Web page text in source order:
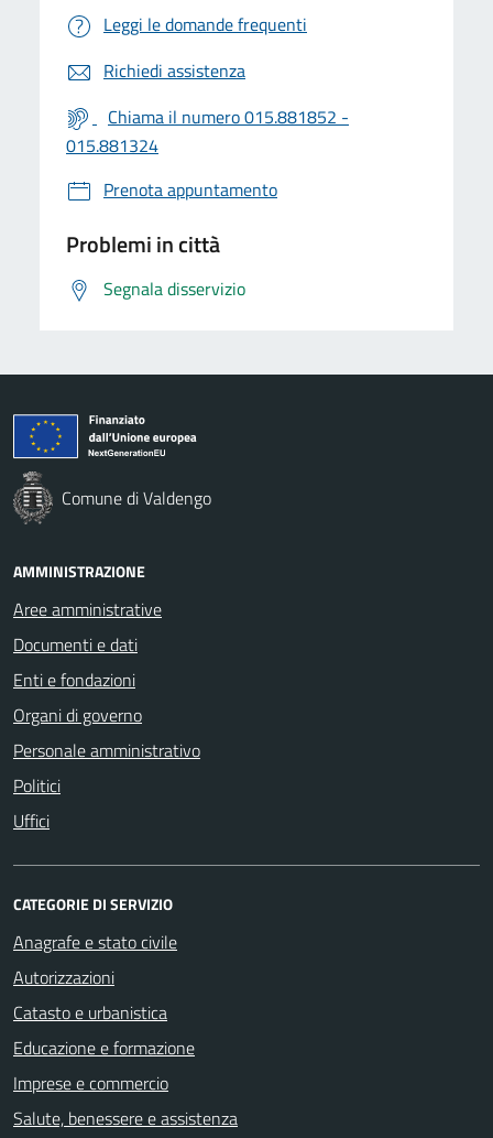
Leggi le domande frequenti
Richiedi assistenza
Chiama il numero 015.881852 -
015.881324
Prenota appuntamento
Problemi in città
Segnala disservizio
Comune di Valdengo
AMMINISTRAZIONE
Aree amministrative
Documenti e dati
Enti e fondazioni
Organi di governo
Personale amministrativo
Politici
Uffici
CATEGORIE DI SERVIZIO
Anagrafe e stato civile
Autorizzazioni
Catasto e urbanistica
Educazione e formazione
Imprese e commercio
Salute, benessere e assistenza